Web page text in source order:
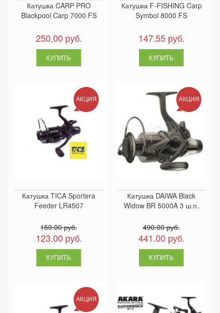
Катушка CARP PRO
Blackpool Carp 7000 FS
250.00 руб.
Катушка F-FISHING Carp
Symbol 8000 FS
147.55 руб.
АКЦИЯ
Катушка TICA Sportera
Feeder LR4507
150.00 руб.
123.00 руб.
АКЦИЯ
Катушка DAIWA Black
Widow BR 5000A 3 ш.п.
490.00 руб.
441.00 руб.
АКЦИЯ